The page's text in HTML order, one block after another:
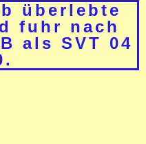
überlebte
fuhr nach
als SVT 04